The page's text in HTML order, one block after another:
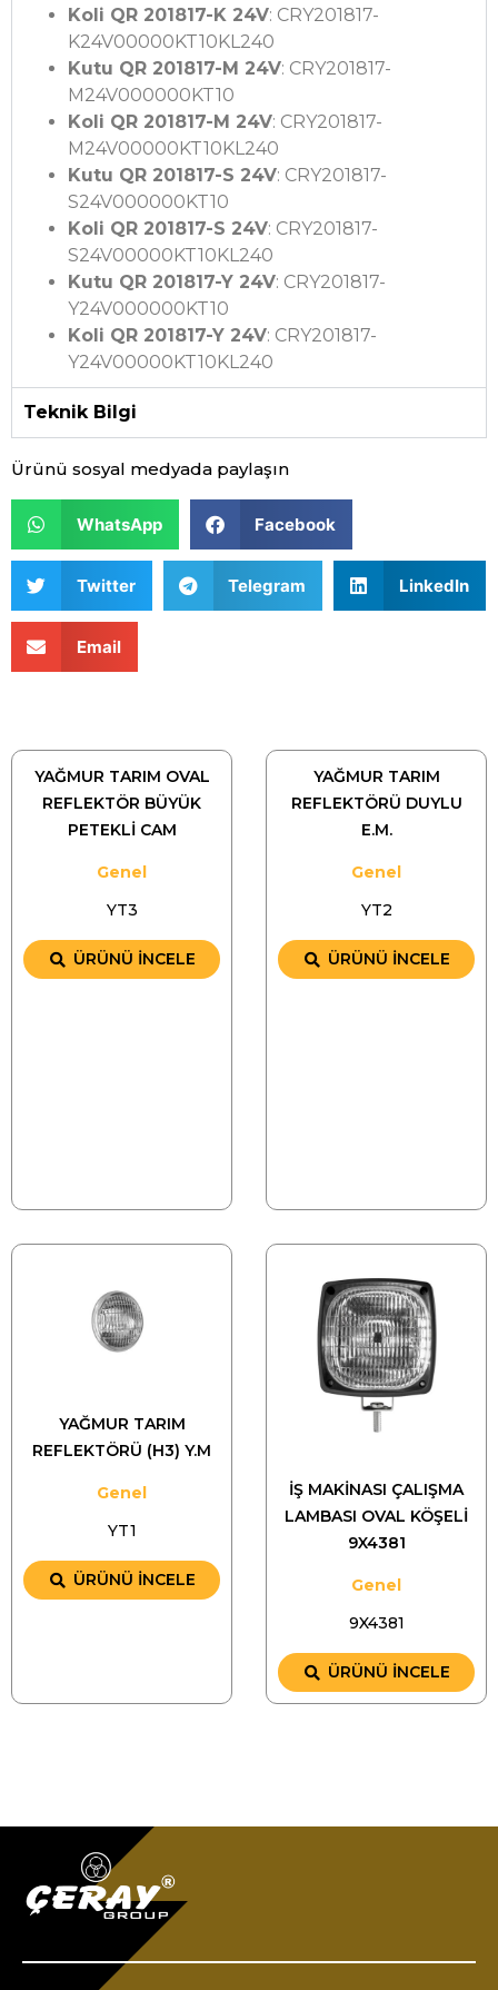
Koli QR 201817-K 24V: CRY201817-
K24V00000KT10KL240
Kutu QR 201817-M 24V: CRY201817-
M24V000000KT10
Koli QR 201817-M 24V: CRY201817-
M24V00000KT10KL240
Kutu QR 201817-S 24V: CRY201817-
S24V000000KT10
Koli QR 201817-S 24V: CRY201817-
S24V00000KT10KL240
Kutu QR 201817-Y 24V: CRY201817-
Y24V000000KT10
Koli QR 201817-Y 24V: CRY201817-
Y24V00000KT10KL240
Teknik Bilgi
Ürünü sosyal medyada paylaşın
WhatsApp Facebook
Twitter Telegram LinkedIn
Email
YAĞMUR TARIM OVAL
REFLEKTÖR BÜYÜK
PETEKLİ CAM
Genel
YT3
ÜRÜNÜ İNCELE
YAĞMUR TARIM
REFLEKTÖRÜ DUYLU
E.M.
Genel
YT2
ÜRÜNÜ İNCELE
YAĞMUR TARIM
REFLEKTÖRÜ (H3) Y.M
Genel
YT1
ÜRÜNÜ İNCELE
İŞ MAKİNASI ÇALIŞMA
LAMBASI OVAL KÖŞELİ
9X4381
Genel
9X4381
ÜRÜNÜ İNCELE